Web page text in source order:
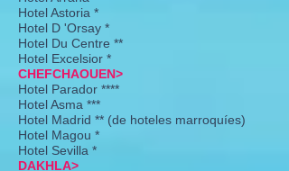
Hotel Astoria *
Hotel D 'Orsay *
Hotel Du Centre **
Hotel Excelsior *
CHEFCHAOUEN>
Hotel Parador ****
Hotel Asma ***
Hotel Madrid ** (de hoteles marroquíes)
Hotel Magou *
Hotel Sevilla *
DAKHLA>